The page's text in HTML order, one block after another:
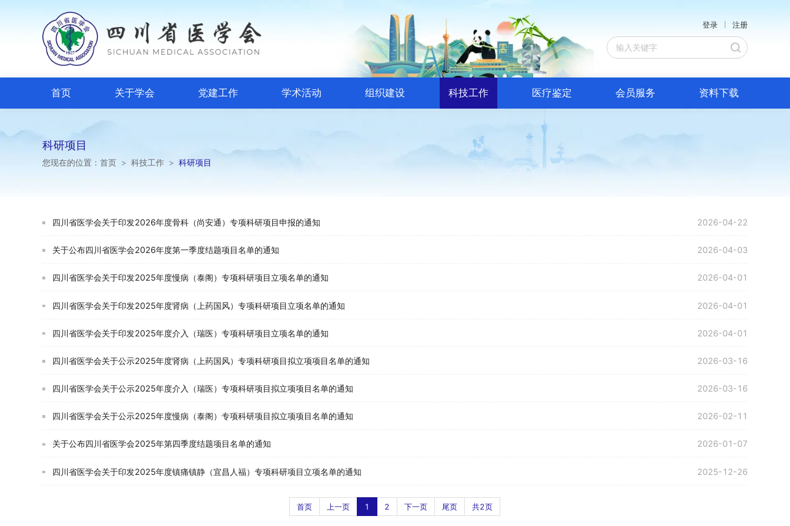
登录 注册
首页 关于学会 党建工作 学术活动 组织建设 科技工作 医疗鉴定 会员服务 资料下载
科研项目
您现在的位置： 首页 > 科技工作 > 科研项目
四川省医学会关于印发2026年度骨科（尚安通）专项科研项目申报的通知 2026-04-22
关于公布四川省医学会2026年度第一季度结题项目名单的通知 2026-04-03
四川省医学会关于印发2025年度慢病（泰阁）专项科研项目立项名单的通知 2026-04-01
四川省医学会关于印发2025年度肾病（上药国风）专项科研项目立项名单的通知 2026-04-01
四川省医学会关于印发2025年度介入（瑞医）专项科研项目立项名单的通知 2026-04-01
四川省医学会关于公示2025年度肾病（上药国风）专项科研项目拟立项项目名单的通知 2026-03-16
四川省医学会关于公示2025年度介入（瑞医）专项科研项目拟立项项目名单的通知 2026-03-16
四川省医学会关于公示2025年度慢病（泰阁）专项科研项目拟立项项目名单的通知 2026-02-11
关于公布四川省医学会2025年第四季度结题项目名单的通知 2026-01-07
四川省医学会关于印发2025年度镇痛镇静（宜昌人福）专项科研项目立项名单的通知 2025-12-26
首页 上一页 1 2 下一页 尾页 共2页